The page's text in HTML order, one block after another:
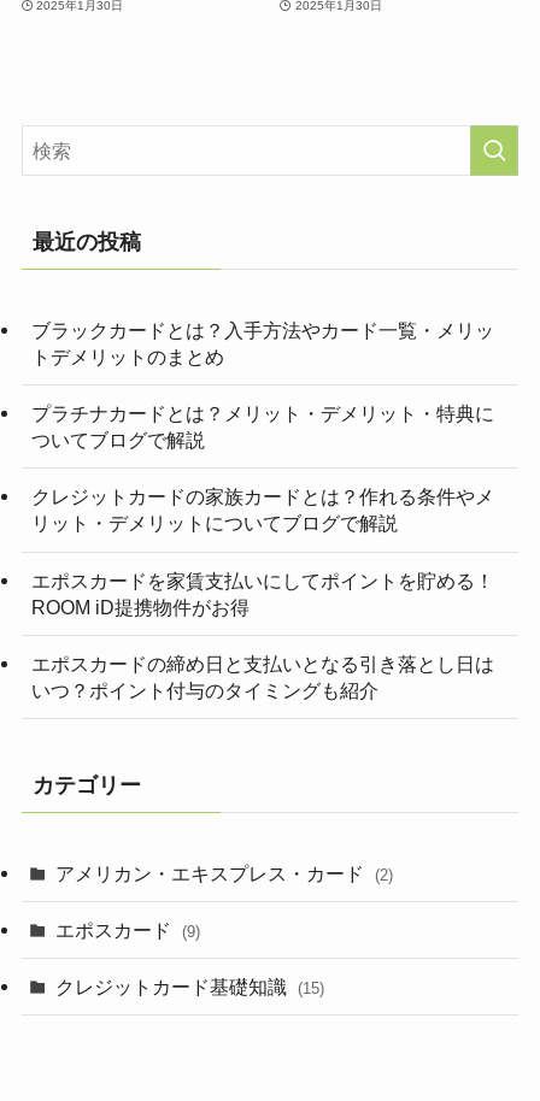
2025年1月30日 2025年1月30日
最近の投稿
ブラックカードとは？入手方法やカード一覧・メリッ
トデメリットのまとめ
プラチナカードとは？メリット・デメリット・特典に
ついてブログで解説
クレジットカードの家族カードとは？作れる条件やメ
リット・デメリットについてブログで解説
エポスカードを家賃支払いにしてポイントを貯める！
ROOM iD提携物件がお得
エポスカードの締め日と支払いとなる引き落とし日は
いつ？ポイント付与のタイミングも紹介
カテゴリー
アメリカン・エキスプレス・カード (2)
エポスカード (9)
クレジットカード基礎知識 (15)